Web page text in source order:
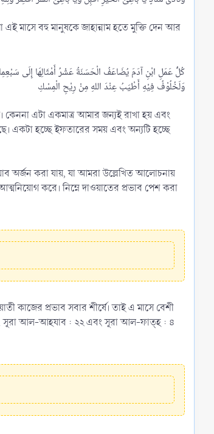
মাসে বহু মানুষকে জাহান্নাম হতে মুক্তি দেন আর
كُلُّ عَمَلِ ابْنِ آدَمَ يُضَاعَفُ الْحَسَنَةُ عَشْرُ أَمْثَالِهَا إِلَى
কেননা এটা একমাত্র আমার জন্যই রাখা হয় এবং
একটা হচ্ছে ইফতারের সময় এবং অন্যটি হচ্ছে
অর্জন করা যায়, যা আমরা উল্লেখিত আলোচনায়
করে। নিম্নে দাওয়াতের প্রভাব পেশ করা
কাজের প্রভাব সবার শীর্ষে। তাই এ মাসে বেশী
সূরা আল-আহযাব : ২২ এবং সূরা আল-ফাত্হ : ৪